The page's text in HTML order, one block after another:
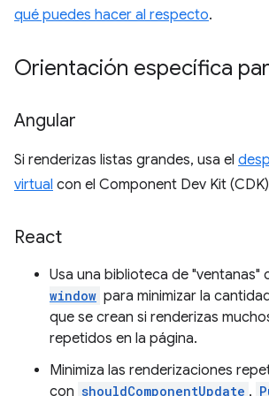
qué puedes hacer al respecto.
Orientación específica
Angular
Si renderizas listas grandes, usa el
virtual con el Component Dev Kit
React
Usa una biblioteca de "ventanas"
window para minimizar la
que se crean si renderizas
repetidos en la página.
Minimiza las renderizaciones
con shouldComponentUpdate ,